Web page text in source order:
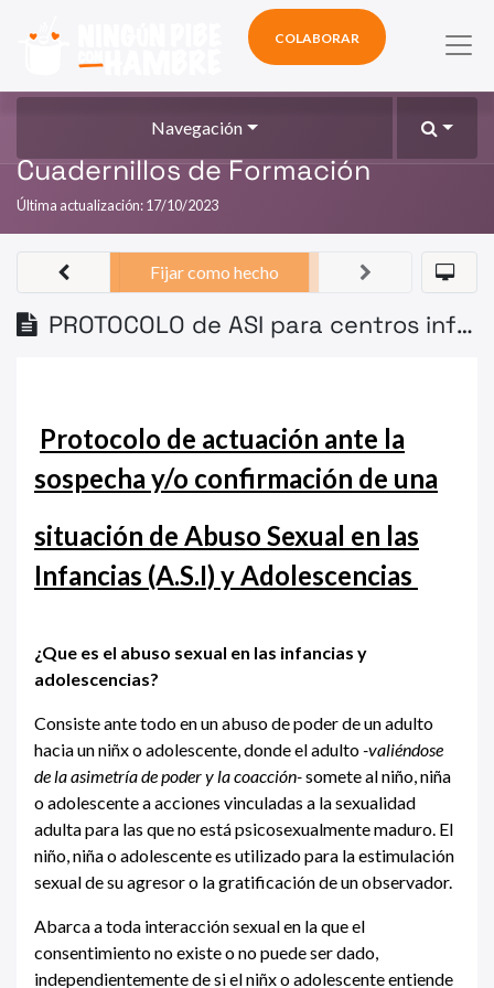
COLABORAR
Navegación
Cuadernillos de Formación
Última actualización:17/10/2023
PROTOCOLO de ASI para centros infantiles MTE
Fijar como hecho
Protocolo de actuación ante la
sospecha y/o confirmación de una
situación de Abuso Sexual en las
Infancias (A.S.I) y Adolescencias
¿Que es el abuso sexual en las infancias y
adolescencias?
Consiste ante todo en un abuso de poder de un adulto
hacia un niñx o adolescente, donde el adulto-valiéndose
de la asimetría de poder y la coacción-somete al niño, niña
o adolescente a acciones vinculadas a la sexualidad
adulta para las que no está psicosexualmente maduro. El
niño, niña o adolescente es utilizado para la estimulación
sexual de su agresor o la gratificación de un observador.
Abarca a toda interacción sexual en la que el
consentimiento no existe o no puede ser dado,
independientemente de si el niñx o adolescente entiende